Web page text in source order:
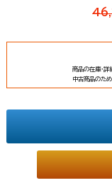
商品の在庫・詳
中古商品のた